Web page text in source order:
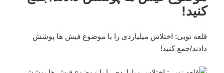
کنید!
قلعه نویی: اختلاس میلیاردی را با موضوع فیش ها پوشش
دادند/جمع کنید!